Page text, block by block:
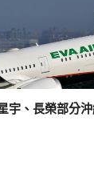
、長榮部分